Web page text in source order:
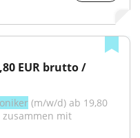
EUR brutto /
(m/w/d) ab 19,80
zusammen mit